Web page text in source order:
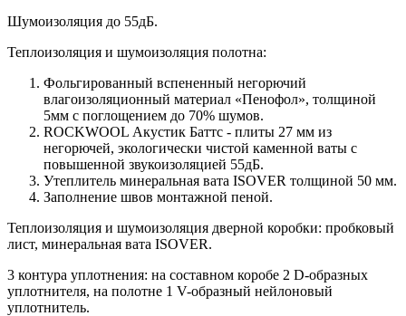
Шумоизоляция до 55дБ.
Теплоизоляция и шумоизоляция полотна:
Фольгированный вспененный негорючий
влагоизоляционный материал «Пенофол», толщиной
5мм с поглощением до 70% шумов.
ROCKWOOL Акустик Баттс - плиты 27 мм из
негорючей, экологически чистой каменной ваты с
повышенной звукоизоляцией 55дБ.
Утеплитель минеральная вата ISOVER толщиной 50 мм.
Заполнение швов монтажной пеной.
Теплоизоляция и шумоизоляция дверной коробки: пробковый
лист, минеральная вата ISOVER.
3 контура уплотнения: на составном коробе 2 D-образных
уплотнителя, на полотне 1 V-образный нейлоновый
уплотнитель.